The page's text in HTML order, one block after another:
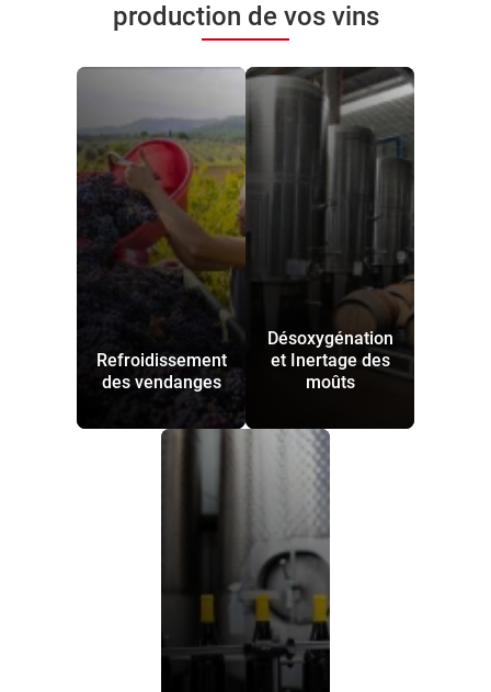
production de vos vins
Refroidissement
des vendanges
Désoxygénation
et Inertage des
moûts